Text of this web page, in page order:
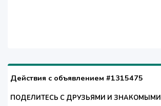
Действия с объявлением #1315475
ПОДЕЛИТЕСЬ С ДРУЗЬЯМИ И ЗНАКОМЫМИ